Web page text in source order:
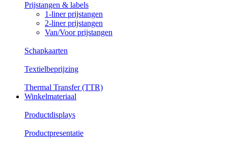
Prijstangen & labels
1-liner prijstangen
2-liner prijstangen
Van/Voor prijstangen
Schapkaarten
Textielbeprijzing
Thermal Transfer (TTR)
Winkelmateriaal
Productdisplays
Productpresentatie